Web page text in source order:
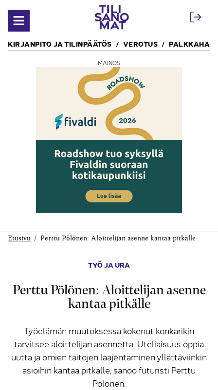
Avaa valikko
KIRJANPITO JA TILINPÄÄTÖS VEROTUS
MAINOS
Etusivu Perttu Pölönen: Aloittelijan asenne kantaa pitkälle
TYÖ JA URA
Perttu Pölönen: Aloittelijan asenne
kantaa pitkälle
Työelämän muutoksessa kokenut konkarikin
tarvitsee aloittelijan asennetta. Uteliaisuus oppia
uutta ja omien taitojen laajentaminen yllättäviinkin
asioihin kantaa pitkälle, sanoo futuristi Perttu
Pölönen.